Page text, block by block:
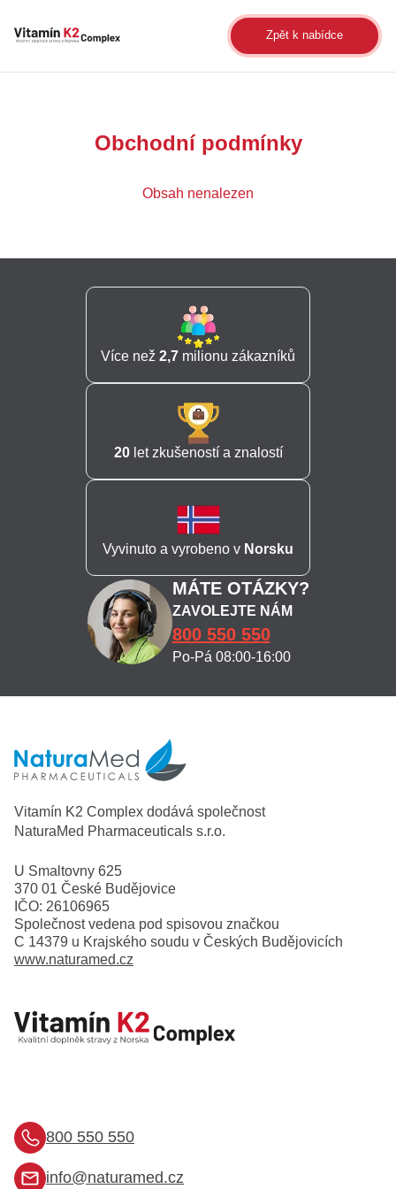
Zpět k nabídce
Obchodní podmínky
Obsah nenalezen
Více než 2,7 milionu zákazníků
20let zkušeností a znalostí
Vyvinuto a vyrobeno v Norsku
MÁTE OTÁZKY?
ZAVOLEJTE NÁM
800 550 550
Po-Pá 08:00-16:00
Vitamín K2 Complex dodává společnost
NaturaMed Pharmaceuticals s.r.o.
U Smaltovny 625
370 01 České Budějovice
IČO: 26106965
Společnost vedena pod spisovou značkou
C 14379 u Krajského soudu v Českých Budějovicích
www.naturamed.cz
800 550 550
info@naturamed.cz